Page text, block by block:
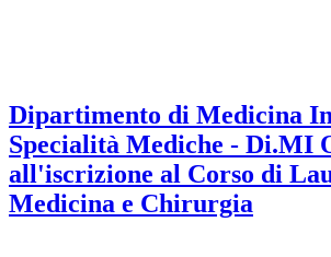
Dipartimento di Medicina
Specialità Mediche - Di.MI
all'iscrizione al Corso di
Medicina e Chirurgia